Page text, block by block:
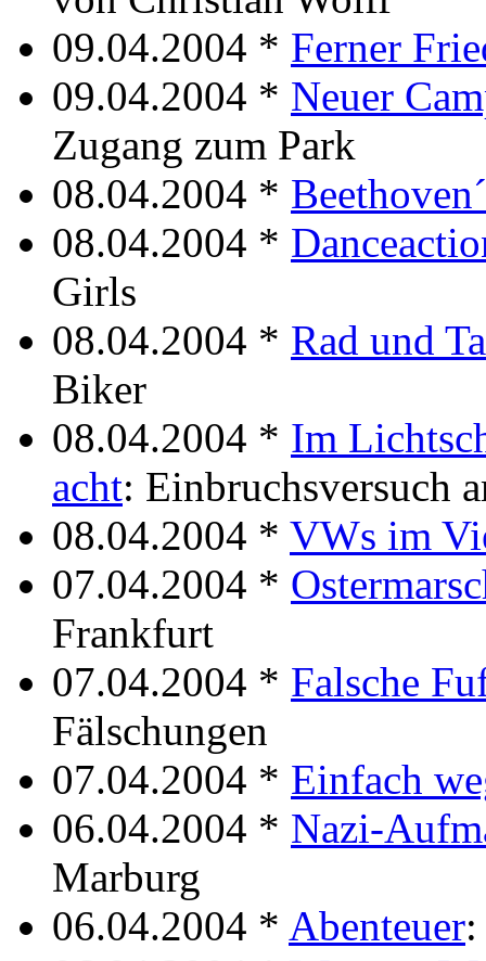
09.04.2004 * Ferner
09.04.2004 * Neuer
Zugang zum Park
08.04.2004 *
08.04.2004 *
Girls
08.04.2004 * Rad und
Biker
08.04.2004 * Im
acht: Einbruchsversuch
08.04.2004 * VWs im
07.04.2004 *
Frankfurt
07.04.2004 * Falsche
Fälschungen
07.04.2004 * Einfach
06.04.2004 * Nazi-
Marburg
06.04.2004 * Abenteuer